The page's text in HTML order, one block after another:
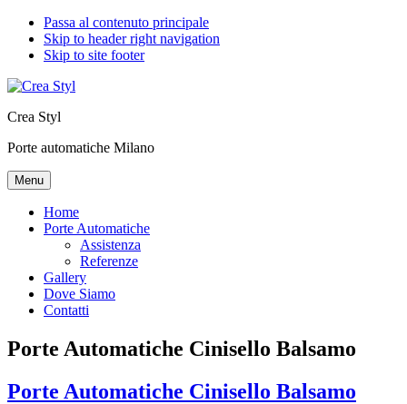
Passa al contenuto principale
Skip to header right navigation
Skip to site footer
Crea Styl
Porte automatiche Milano
Menu
Home
Porte Automatiche
Assistenza
Referenze
Gallery
Dove Siamo
Contatti
Porte Automatiche Cinisello Balsamo
Porte Automatiche Cinisello Balsamo